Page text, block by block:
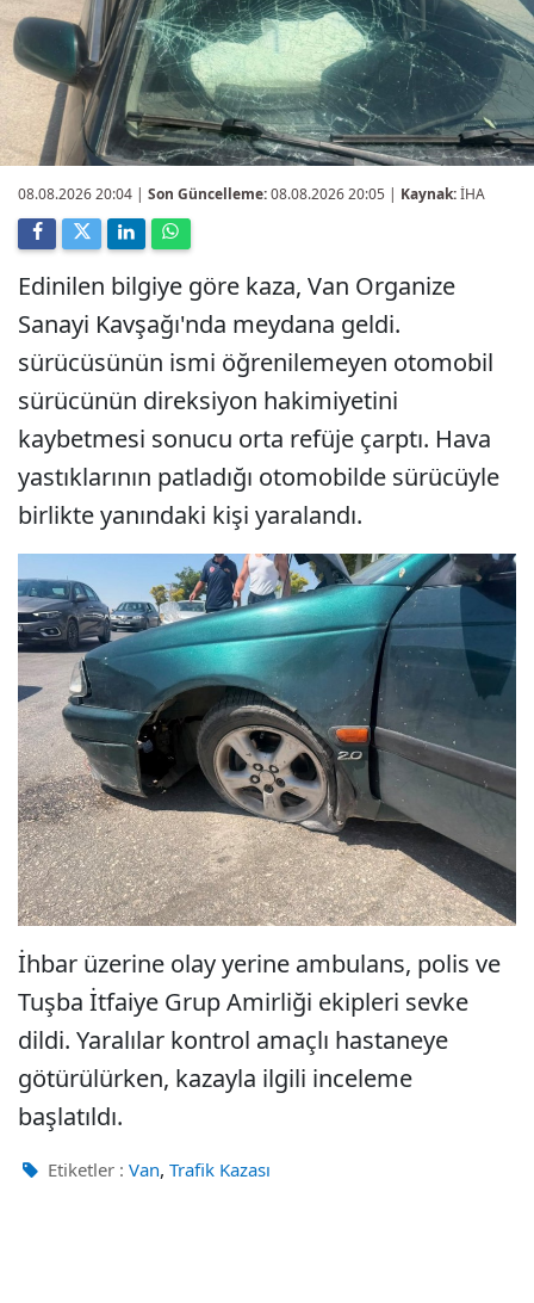
08.08.2026 20:04 | Son Güncelleme:08.08.2026 20:05 | Kaynak:İHA
Edinilen bilgiye göre kaza, Van Organize
Sanayi Kavşağı'nda meydana geldi.
sürücüsünün ismi öğrenilemeyen otomobil
sürücünün direksiyon hakimiyetini
kaybetmesi sonucu orta refüje çarptı. Hava
yastıklarının patladığı otomobilde sürücüyle
birlikte yanındaki kişi yaralandı.
İhbar üzerine olay yerine ambulans, polis ve
Tuşba İtfaiye Grup Amirliği ekipleri sevke
dildi. Yaralılar kontrol amaçlı hastaneye
götürülürken, kazayla ilgili inceleme
başlatıldı.
Etiketler : Van, Trafik Kazası